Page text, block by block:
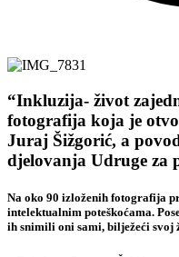
“Inkluzija- život
fotografija koja je
Juraj Šižgorić, a
djelovanja Udruge za
Na oko 90 izloženih fotografija
intelektualnim poteškoćama.
ih snimili oni sami, bilježeći